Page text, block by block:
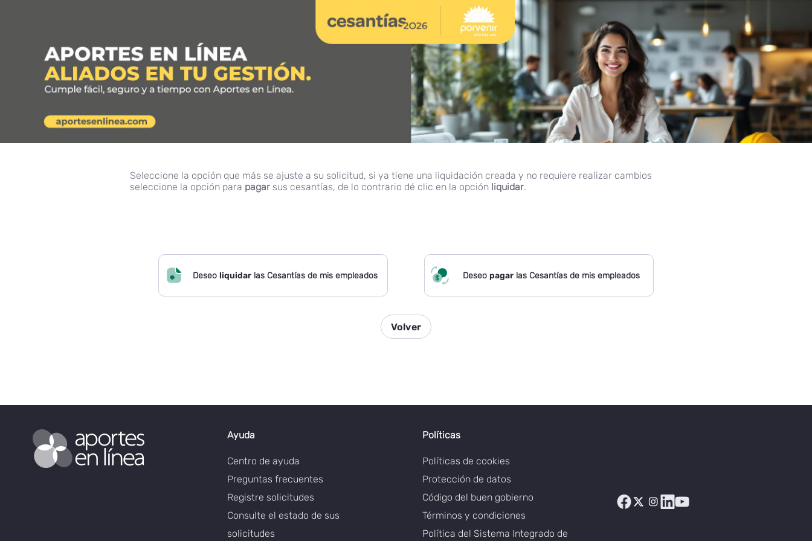
Seleccione la opción que más se ajuste a su solicitud, si ya tiene una liquidación creada y no requiere realizar cambios
seleccione la opción para pagar sus cesantías, de lo contrario dé clic en la opción liquidar.
Deseo liquidar las Cesantías de mis empleados Deseo pagarlas Cesantías de mis empleados
Volver
Ayuda
Centro de ayuda
Preguntas frecuentes
Registre solicitudes
Consulte el estado de sus
solicitudes
Políticas
Políticas de cookies
Protección de datos
Código del buen gobierno
Términos y condiciones
Política del Sistema Integrado de